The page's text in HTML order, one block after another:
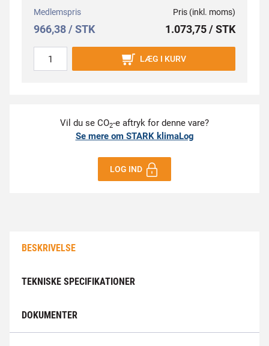
Medlemspris
966,38 / STK
Pris (inkl. moms)
1.073,75 / STK
LÆG I KURV
Vil du se CO2-e aftryk for denne vare?
Se mere om STARK klimaLog
LOG IND
BESKRIVELSE
TEKNISKE SPECIFIKATIONER
DOKUMENTER